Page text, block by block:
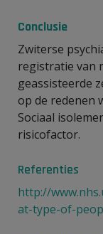
Conclusie
Zwiterse
registratie van
geassisteerde
op de redenen
Sociaal
risicofactor.
Referenties
http://
at-type-of-